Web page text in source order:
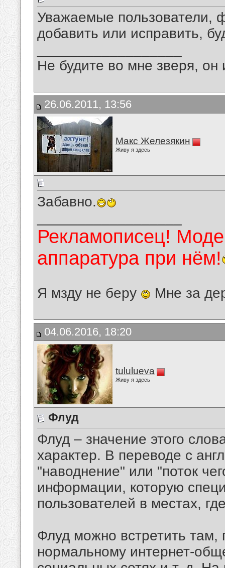
Уважаемые пользователи,
добавить или исправить,
Не будите во мне зверя, он
26.06.2011, 13:56
Макс Железякин
Живу я здесь
Забавно.
Рекламописец!
аппаратура при нём!
Я мзду не беру Мне за
04.06.2016, 18:20
tululueva
Живу я здесь
Флуд
Флуд – значение этого
характер. В переводе с
"наводнение" или "поток
информации, которую
пользователей в местах,
Флуд можно встретить там,
нормальному интернет-